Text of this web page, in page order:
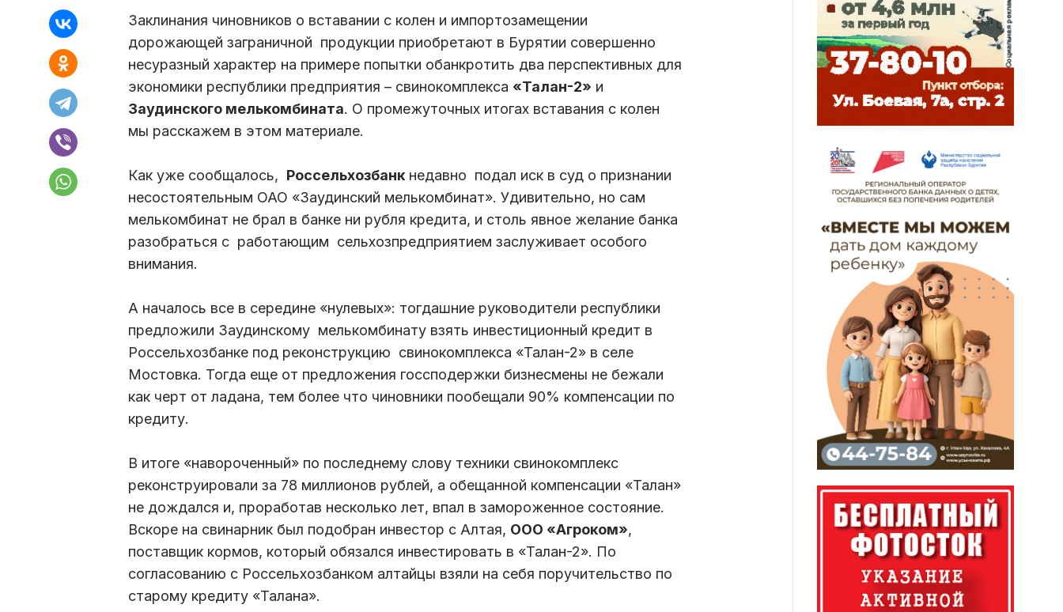
Заклинания чиновников о вставании с колен и импортозамещении
дорожающей заграничной продукции приобретают в Бурятии совершенно
несуразный характер на примере попытки обанкротить два перспективных для
экономики республики предприятия – свинокомплекса «Талан-2» и
Заудинского мелькомбината. О промежуточных итогах вставания с колен
мы расскажем в этом материале.
Как уже сообщалось, Россельхозбанк недавно подал иск в суд о признании
несостоятельным ОАО «Заудинский мелькомбинат». Удивительно, но сам
мелькомбинат не брал в банке ни рубля кредита, и столь явное желание банка
разобраться с работающим сельхозпредприятием заслуживает особого
внимания.
А началось все в середине «нулевых»: тогдашние руководители республики
предложили Заудинскому мелькомбинату взять инвестиционный кредит в
Россельхозбанке под реконструкцию свинокомплекса «Талан-2» в селе
Мостовка. Тогда еще от предложения госсподержки бизнесмены не бежали
как черт от ладана, тем более что чиновники пообещали 90% компенсации по
кредиту.
В итоге «навороченный» по последнему слову техники свинокомплекс
реконструировали за 78 миллионов рублей, а обещанной компенсации «Талан»
не дождался и, проработав несколько лет, впал в замороженное состояние.
Вскоре на свинарник был подобран инвестор с Алтая, ООО «Агроком»,
поставщик кормов, который обязался инвестировать в «Талан-2». По
согласованию с Россельхозбанком алтайцы взяли на себя поручительство по
старому кредиту «Талана».